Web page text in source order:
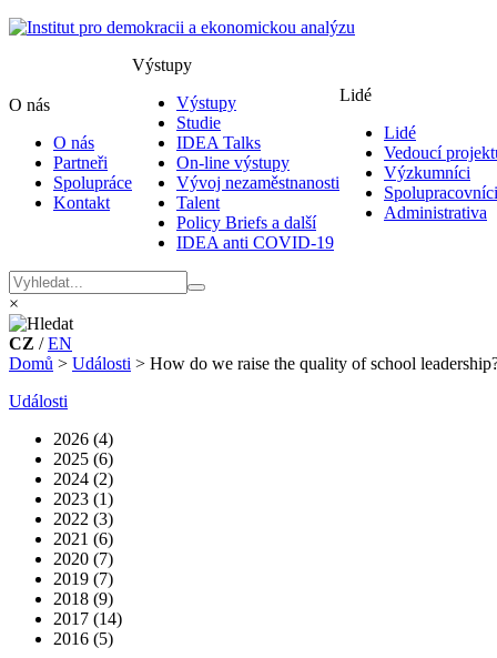
O nás
O nás
Partneři
Spolupráce
Kontakt
Výstupy
Výstupy
Studie
IDEA Talks
On-line výstupy
Vývoj nezaměstnanosti
Talent
Policy Briefs a další
IDEA anti COVID-19
Lidé
Lidé
Vedoucí
Výzkumníci
Spolupracovníci
Administrativa
×
CZ /EN
Domů > Události > How do we raise the quality of school
Události
2026 (4)
2025 (6)
2024 (2)
2023 (1)
2022 (3)
2021 (6)
2020 (7)
2019 (7)
2018 (9)
2017 (14)
2016 (5)